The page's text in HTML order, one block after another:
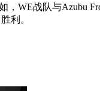
，WE战队与Azubu
利。